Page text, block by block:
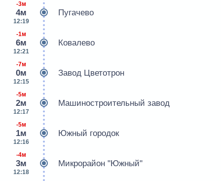
-3м
4м
12:19
Пугачево
-1м
6м
12:21
Ковалево
-7м
0м
12:15
Завод Цветотрон
-5м
2м
12:17
Машиностроительный завод
-5м
1м
12:16
Южный городок
-4м
3м
12:18
Микрорайон "Южный"